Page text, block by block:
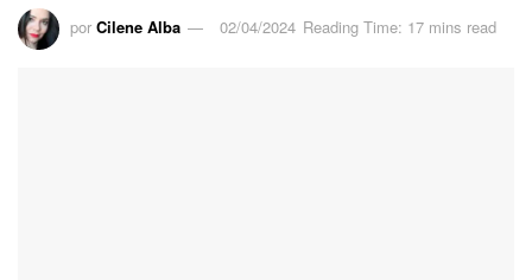
por Cilene Alba 02/04/2024 Reading Time: 17 mins read